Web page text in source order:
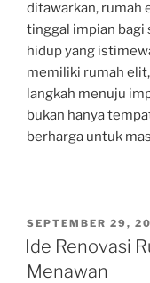
ditawarkan, rumah
tinggal impian bagi
hidup yang
memiliki rumah
langkah menuju
bukan hanya
berharga untuk
POSTED
ON
SEPTEMBER 29,
Ide Renovasi
Menawan